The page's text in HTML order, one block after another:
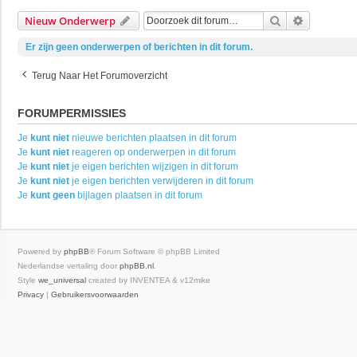
Nieuw Onderwerp Zoek
Er zijn geen onderwerpen of berichten in dit forum.
Terug Naar Het Forumoverzicht
FORUMPERMISSIES
Je kunt niet nieuwe berichten plaatsen in dit forum
Je kunt niet reageren op onderwerpen in dit forum
Je kunt niet je eigen berichten wijzigen in dit forum
Je kunt niet je eigen berichten verwijderen in dit forum
Je kunt geen bijlagen plaatsen in dit forum
Powered by phpBB® Forum Software © phpBB Limited
Nederlandse vertaling door phpBB.nl
Style we_universal created by INVENTEA & v12mike
Privacy | Gebruikersvoorwaarden